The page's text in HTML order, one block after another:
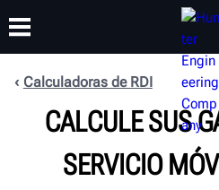
PRODUCTOS SOPORTE
Calculadoras de RDI
CALCULE SUS
SERVICIO